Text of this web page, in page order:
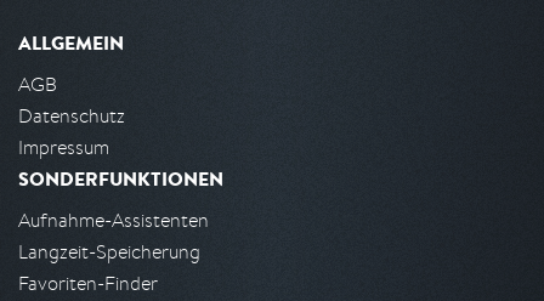
ALLGEMEIN
AGB
Datenschutz
Impressum
SONDERFUNKTIONEN
Aufnahme-Assistenten
Langzeit-Speicherung
Favoriten-Finder